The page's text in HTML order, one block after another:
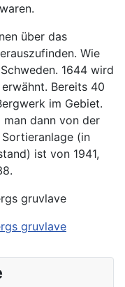
über das
Wie
1644 wird
Bereits 40
im Gebiet.
dann von der
(in
ist von 1941,
gruvlave
gruvlave